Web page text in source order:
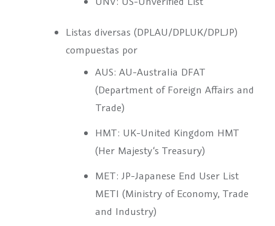
Listas diversas (DPLAU/DPLUK/DPLJP)
compuestas por
AUS: AU-Australia DFAT
(Department of Foreign Affairs and
Trade)
HMT: UK-United Kingdom HMT
(Her Majesty‘s Treasury)
MET: JP-Japanese End User List
METI (Ministry of Economy, Trade
and Industry)